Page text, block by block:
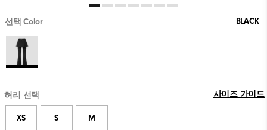
선택 Color BLACK
허리 선택 사이즈 가이드
XS S M